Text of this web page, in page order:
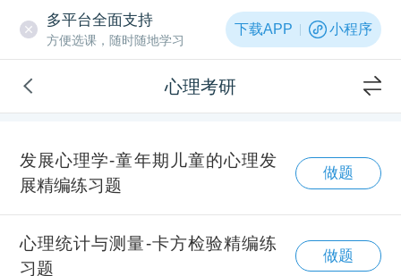
多平台全面支持
方便选课，随时随地学习
下载APP 小程序
心理考研
发展心理学-童年期儿童的心理发
展精编练习题
做题
心理统计与测量-卡方检验精编练
习题
做题